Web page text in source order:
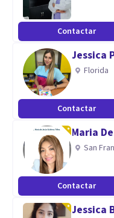
Contactar
Jessica
Florida
Contactar
Maria
San
Contactar
Jessica